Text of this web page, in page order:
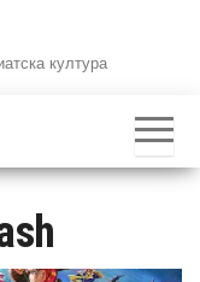
култура